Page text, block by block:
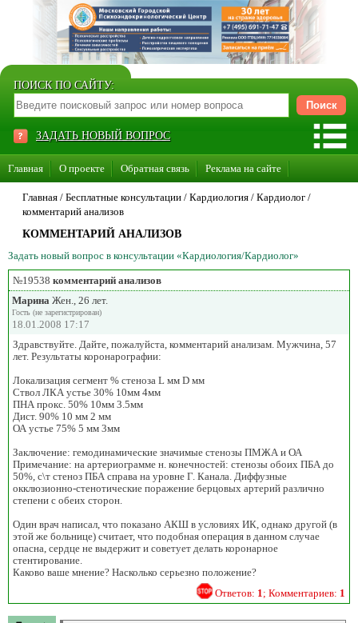
ПОИСК ПО САЙТУ:
ЗАДАТЬ НОВЫЙ ВОПРОС
Главная О проекте Обратная связь Реклама на сайте
Стать консультантом нашего сайта
Суперакция «Каждому врачу свой сайт»
Главная / Бесплатные консультации / Кардиология / Кардиолог /
комментарий анализов
КОММЕНТАРИЙ АНАЛИЗОВ
Задать новый вопрос в консультации «Кардиология/Кардиолог»
№19538 комментарий анализов
Марина Жен., 26 лет.
Гость (не зарегистрирован)
18.01.2008 17:17
Здравствуйте. Дайте, пожалуйста, комментарий анализам. Мужчина, 57
лет. Результаты коронарографии:
Локализация сегмент % стеноза L мм D мм
Ствол ЛКА устье 30% 10мм 4мм
ПНА прокс. 50% 10мм 3.5мм
Дист. 90% 10 мм 2 мм
ОА устье 75% 5 мм 3мм
Заключение: гемодинамические значимые стенозы ПМЖА и ОА
Примечание: на артериограмме н. конечностей: стенозы обоих ПБА до
50%, с\т стеноз ПБА справа на уровне Г. Канала. Диффузные
окклюзионно-стенотические поражение берцовых артерий различно
степени с обеих сторон.
Один врач написал, что показано АКШ в условиях ИК, однако другой (в
этой же больнице) считает, что подобная операция в данном случае
опасна, сердце не выдержит и советует делать коронарное
стентирование.
Каково ваше мнение? Насколько серьезно положение?
Ответов: 1 ; Комментариев: 1